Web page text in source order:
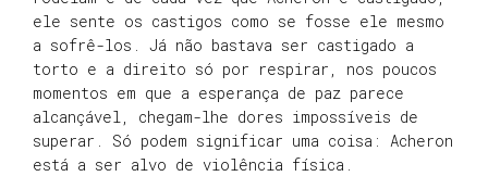
ele sente os castigos como se fosse ele mesmo
a sofrê-los. Já não bastava ser castigado a
torto e a direito só por respirar, nos poucos
momentos em que a esperança de paz parece
alcançável, chegam-lhe dores impossíveis de
superar. Só podem significar uma coisa: Acheron
está a ser alvo de violência física.